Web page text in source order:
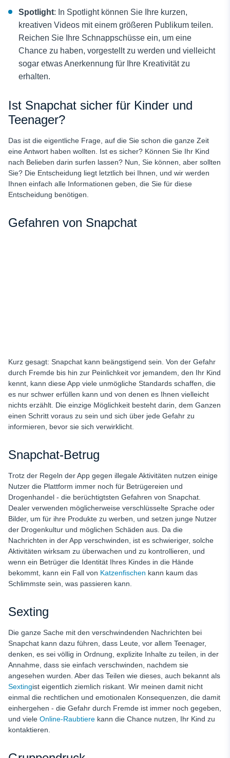
Spotlight: In Spotlight können Sie Ihre kurzen,
kreativen Videos mit einem größeren Publikum teilen.
Reichen Sie Ihre Schnappschüsse ein, um eine
Chance zu haben, vorgestellt zu werden und vielleicht
sogar etwas Anerkennung für Ihre Kreativität zu
erhalten.
Ist Snapchat sicher für Kinder und
Teenager?
Das ist die eigentliche Frage, auf die Sie schon die ganze Zeit
eine Antwort haben wollten. Ist es sicher? Können Sie Ihr Kind
nach Belieben darin surfen lassen? Nun, Sie können, aber sollten
Sie? Die Entscheidung liegt letztlich bei Ihnen, und wir werden
Ihnen einfach alle Informationen geben, die Sie für diese
Entscheidung benötigen.
Gefahren von Snapchat
Kurz gesagt: Snapchat kann beängstigend sein. Von der Gefahr
durch Fremde bis hin zur Peinlichkeit vor jemandem, den Ihr Kind
kennt, kann diese App viele unmögliche Standards schaffen, die
es nur schwer erfüllen kann und von denen es Ihnen vielleicht
nichts erzählt. Die einzige Möglichkeit besteht darin, dem Ganzen
einen Schritt voraus zu sein und sich über jede Gefahr zu
informieren, bevor sie sich verwirklicht.
Snapchat-Betrug
Trotz der Regeln der App gegen illegale Aktivitäten nutzen einige
Nutzer die Plattform immer noch für Betrügereien und
Drogenhandel - die berüchtigtsten Gefahren von Snapchat.
Dealer verwenden möglicherweise verschlüsselte Sprache oder
Bilder, um für ihre Produkte zu werben, und setzen junge Nutzer
der Drogenkultur und möglichen Schäden aus. Da die
Nachrichten in der App verschwinden, ist es schwieriger, solche
Aktivitäten wirksam zu überwachen und zu kontrollieren, und
wenn ein Betrüger die Identität Ihres Kindes in die Hände
bekommt, kann ein Fall von Katzenfischen kann kaum das
Schlimmste sein, was passieren kann.
Sexting
Die ganze Sache mit den verschwindenden Nachrichten bei
Snapchat kann dazu führen, dass Leute, vor allem Teenager,
denken, es sei völlig in Ordnung, explizite Inhalte zu teilen, in der
Annahme, dass sie einfach verschwinden, nachdem sie
angesehen wurden. Aber das Teilen wie dieses, auch bekannt als
Sextingist eigentlich ziemlich riskant. Wir meinen damit nicht
einmal die rechtlichen und emotionalen Konsequenzen, die damit
einhergehen - die Gefahr durch Fremde ist immer noch gegeben,
und viele Online-Raubtiere kann die Chance nutzen, Ihr Kind zu
kontaktieren.